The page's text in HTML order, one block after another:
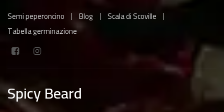
Semi peperoncino Blog
Scala di Scoville
Tabella germinazione
Spicy Beard